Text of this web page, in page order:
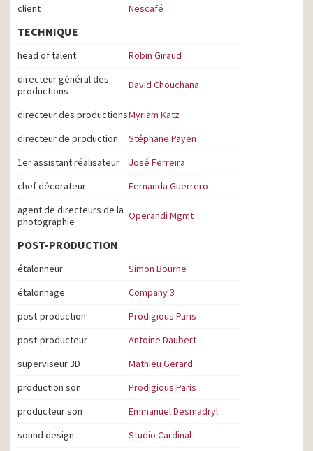
client Nescafé
TECHNIQUE
head of talent
Robin Giraud
directeur général des
productions
David Chouchana
directeur des productionsMyriam Katz
directeur de production
Stéphane Payen
1er assistant réalisateur
José Ferreira
chef décorateur
Fernanda Guerrero
agent de directeurs de la
photographie
Operandi Mgmt
POST-PRODUCTION
étalonneur
Simon Bourne
étalonnage
Company 3
post-production
Prodigious Paris
post-producteur
Antoine Daubert
superviseur 3D
Mathieu Gerard
production son
Prodigious Paris
producteur son
Emmanuel Desmadryl
sound design
Studio Cardinal